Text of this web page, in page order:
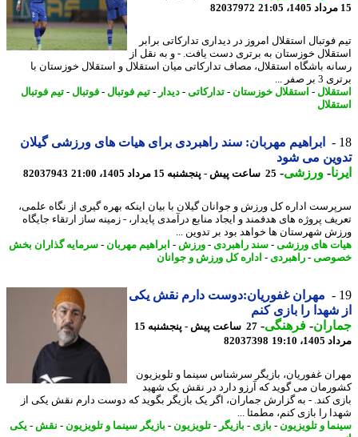
82037972
فوتبال استقلال امروز در دیداری تدارکاتی برابر
خوزستان به برتری دست یافت. - و به نقل از
باشگاه استقلال، مصاف تدارکاتی میان استقلال و استقلال خوزستان با
صفر ...
-استقلال خوزستان-تدارکاتی-دیدار-تیم فوتبال-فوتبال-تیم فوتبال
ابراهیم مهربان: سند راهبردی برای هیات های ورزشی گیلان
می شود
-ورزشی-25 ساعت پیش - پنجشنبه 15 مرداد 1405، 21:00 82037943
اداره کل ورزش و جوانان گیلان با بیان اینکه بهره گیری از نگاه علمی،
پروژه های هدفمند و ایجاد منابع درآمدی پایدار، - زمینه ساز ارتقاء جایگاه
شهرستان ها خواهد بود بر تدوین ...
های ورزشی -سند راهبردی-ورزش -ابراهیم مهربان-سرمایه گذاران بخش
-راهبردی-اداره کل ورزش و جوانان
مهران غفوریان:دوست دارم نقش یکی
را بازی کنم
- فرهنگی-
27 ساعت پیش - پنجشنبه 15
19:10
82037398
غفوریان، بازیگر سرشناس سینما و تلویزیون
می گوید که آرزو دارد در نقش یک شهید
کند. - به گزارش جماران، اگر یک بازیگر بگوید که دوست دارم نقش یکی از
را بازی کنم، مطمئا ...
و تلویزیون -بازی - بازیگر-تلویزیون -بازیگر سینما و تلویزیون -نقش-یکی